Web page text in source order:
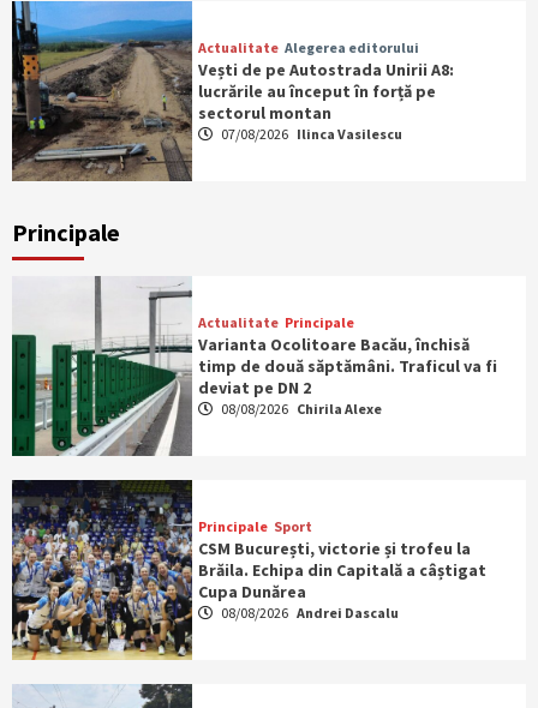
Actualitate Alegerea editorului
Vești de pe Autostrada Unirii A8:
lucrările au început în forță pe
sectorul montan
07/08/2026 Ilinca Vasilescu
Principale
Actualitate Principale
Varianta Ocolitoare Bacău, închisă
timp de două săptămâni. Traficul va fi
deviat pe DN 2
08/08/2026 Chirila Alexe
Principale Sport
CSM București, victorie și trofeu la
Brăila. Echipa din Capitală a câștigat
Cupa Dunărea
08/08/2026 Andrei Dascalu